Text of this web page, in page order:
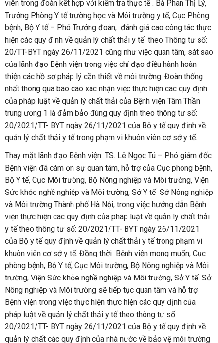
viên trong đoàn kết hợp với kiểm tra thực tế . Bà Phan Thị Lý,
Trưởng Phòng Y tế trường học và Môi trường y tế, Cục Phòng
bệnh, Bộ Y tế – Phó Trưởng đoàn, đánh giá cao công tác thực
hiện các quy định về quản lý chất thải y tế theo Thông tư số:
20/TT-BYT ngày 26/11/2021 cũng như việc quan tâm, sát sao
của lãnh đạo Bệnh viện trong việc chỉ đạo điều hành hoàn
thiện các hồ sơ pháp lý cần thiết về môi trường. Đoàn thống
nhất thông qua báo cáo xác nhận việc thực hiện các quy định
của pháp luật về quản lý chất thải của Bệnh viện Tâm Thần
trung ương 1 là đảm bảo đúng quy định theo thông tư số:
20/2021/TT- BYT ngày 26/11/2021 của Bộ y tế quy định về
quản lý chất thải y tế trong phạm vi khuôn viên cơ sở y tế.
Thay mặt lãnh đạo Bệnh viện. TS. Lê Ngọc Tú – Phó giám đốc
Bệnh viện đã cám ơn sự quan tâm, hỗ trợ của Cục phòng bệnh,
Bộ Y tế, Cục Môi trường, Bộ Nông nghiệp và Môi trường, Viện
Sức khỏe nghề nghiệp và Môi trường, Sở Y tế Sở Nông nghiệp
và Môi trường Thành phố Hà Nội, trong việc hướng dẫn Bệnh
viện thực hiện các quy định của pháp luật về quản lý chất thải
y tế theo thông tư số: 20/2021/TT- BYT ngày 26/11/2021
của Bộ y tế quy định về quản lý chất thải y tế trong phạm vi
khuôn viên cơ sở y tế. Đồng thời Bệnh viện mong muốn, Cục
phòng bệnh, Bộ Y tế, Cục Môi trường, Bộ Nông nghiệp và Môi
trường, Viện Sức khỏe nghề nghiệp và Môi trường, Sở Y tế Sở
Nông nghiệp và Môi trường sẽ tiếp tục quan tâm và hỗ trợ
Bệnh viện trong việc thực hiện thực hiện các quy định của
pháp luật về quản lý chất thải y tế theo thông tư số:
20/2021/TT- BYT ngày 26/11/2021 của Bộ y tế quy định về
quản lý chất các quy định của nhà nước về bảo vệ môi trường